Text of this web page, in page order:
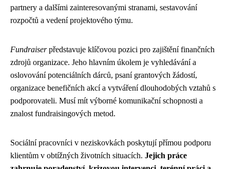
partnery a dalšími zainteresovanými stranami, sestavování
rozpočtů a vedení projektového týmu.
Fundraiserpředstavuje klíčovou pozici pro zajištění finančních
zdrojů organizace. Jeho hlavním úkolem je vyhledávání a
oslovování potenciálních dárců, psaní grantových žádostí,
organizace benefičních akcí a vytváření dlouhodobých vztahů s
podporovateli. Musí mít výborné komunikační schopnosti a
znalost fundraisingových metod.
Sociální pracovníci v neziskovkách poskytují přímou podporu
klientům v obtížných životních situacích. Jejich práce